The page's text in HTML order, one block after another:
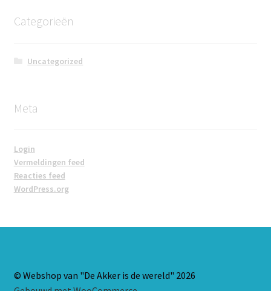
Categorieën
Uncategorized
Meta
Login
Vermeldingen feed
Reacties feed
WordPress.org
© Webshop van "De Akker is de wereld" 2026